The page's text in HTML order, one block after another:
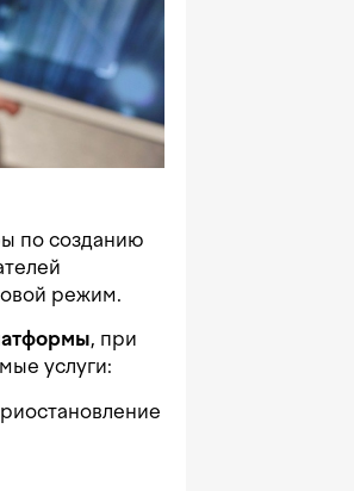
по созданию
режим.
, при
услуги: